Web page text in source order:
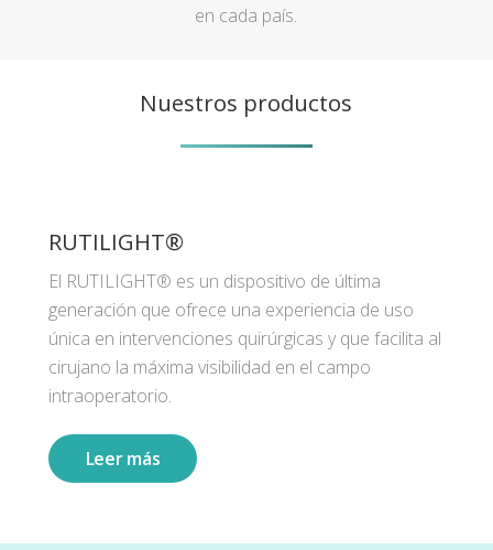
en cada país.
Nuestros productos
RUTILIGHT®
El RUTILIGHT® es un dispositivo de última
generación que ofrece una experiencia de uso
única en intervenciones quirúrgicas y que facilita al
cirujano la máxima visibilidad en el campo
intraoperatorio.
Leer más